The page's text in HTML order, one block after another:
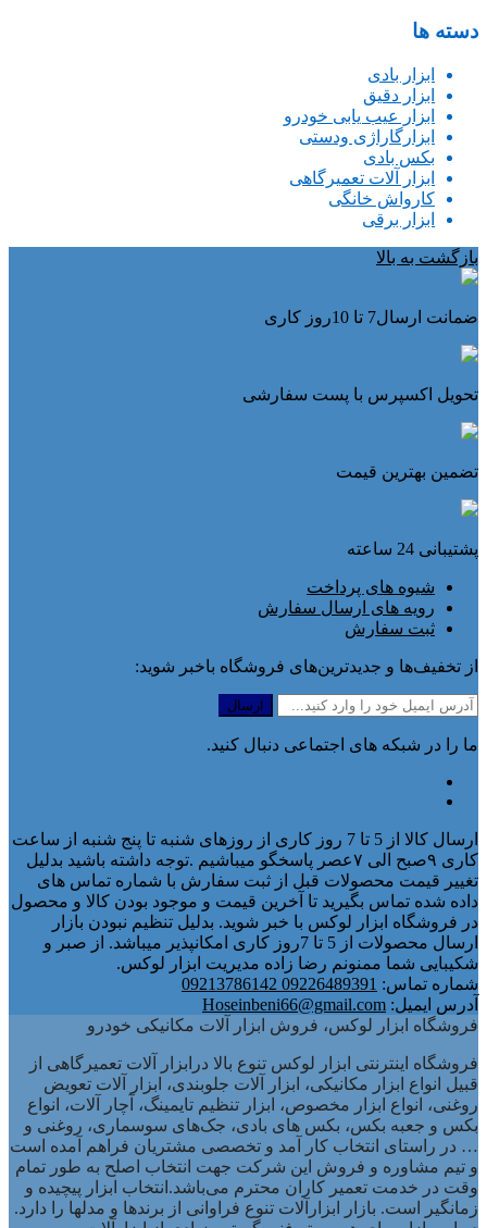
دسته ها
ابزار بادی
ابزار دقیق
ابزار عیب یابی خودرو
ابزارگاراژی ودستی
بکس بادی
ابزار آلات تعمیرگاهی
کارواش خانگی
ابزار برقی
بازگشت به بالا
ضمانت ارسال7 تا 10روز کاری
تحویل اکسپرس با پست سفارشی
تضمین بهترین قیمت
پشتیبانی 24 ساعته
شیوه های پرداخت
رویه های ارسال سفارش
ثبت سفارش
از تخفیف‌ها و جدیدترین‌های فروشگاه باخبر شوید:
ما را در شبکه های اجتماعی دنبال کنید.
ارسال کالا از 5 تا 7 روز کاری از روزهای شنبه تا پنج شنبه از ساعت
کاری ۹صبح الی ۷عصر پاسخگو میباشیم .توجه داشته باشید بدلیل
تغییر قیمت محصولات قبل از ثبت سفارش با شماره تماس های
داده شده تماس بگیرید تا آخرین قیمت و موجود بودن کالا و محصول
در فروشگاه ابزار لوکس با خبر شوید. بدلیل تنظیم نبودن بازار
ارسال محصولات از 5 تا 7روز کاری امکانپذیر میباشد. از صبر و
شکیبایی شما ممنونم رضا زاده مدیریت ابزار لوکس.
شماره تماس: 09226489391 09213786142
آدرس ایمیل: Hoseinbeni66@gmail.com
فروشگاه ابزار لوکس، فروش ابزار آلات مکانیکی خودرو
فروشگاه اینترنتی ابزار لوکس تنوع بالا درابزار آلات تعمیرگاهی از
قبیل انواع ابزار مکانیکی، ابزار آلات جلوبندی، ابزار آلات تعویض
روغنی، انواع ابزار مخصوص، ابزار تنظیم تایمینگ، آچار آلات، انواع
بکس و جعبه بکس، بکس های بادی، جک‌های سوسماری، روغنی و
… در راستای انتخاب کار آمد و تخصصی مشتریان فراهم آمده است
و تیم مشاوره و فروش این شرکت جهت انتخاب اصلح به طور تمام
وقت در خدمت تعمیر کاران محترم می‌باشد.انتخاب ابزار پیچیده و
زمانگیر است. بازار ابزارآلات تنوع فراوانی از برندها و مدلها را دارد.